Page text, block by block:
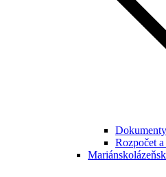
Rozpočet